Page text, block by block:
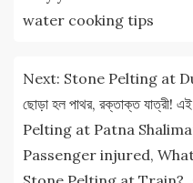
water cooking tips
Next: Stone Pelting at
ছোড়া হল পাথর, রক্তাক্ত যাত্রী!
Pelting at Patna
Passenger injured,